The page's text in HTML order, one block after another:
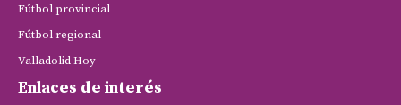
Fútbol provincial
Fútbol regional
Valladolid Hoy
Enlaces de interés